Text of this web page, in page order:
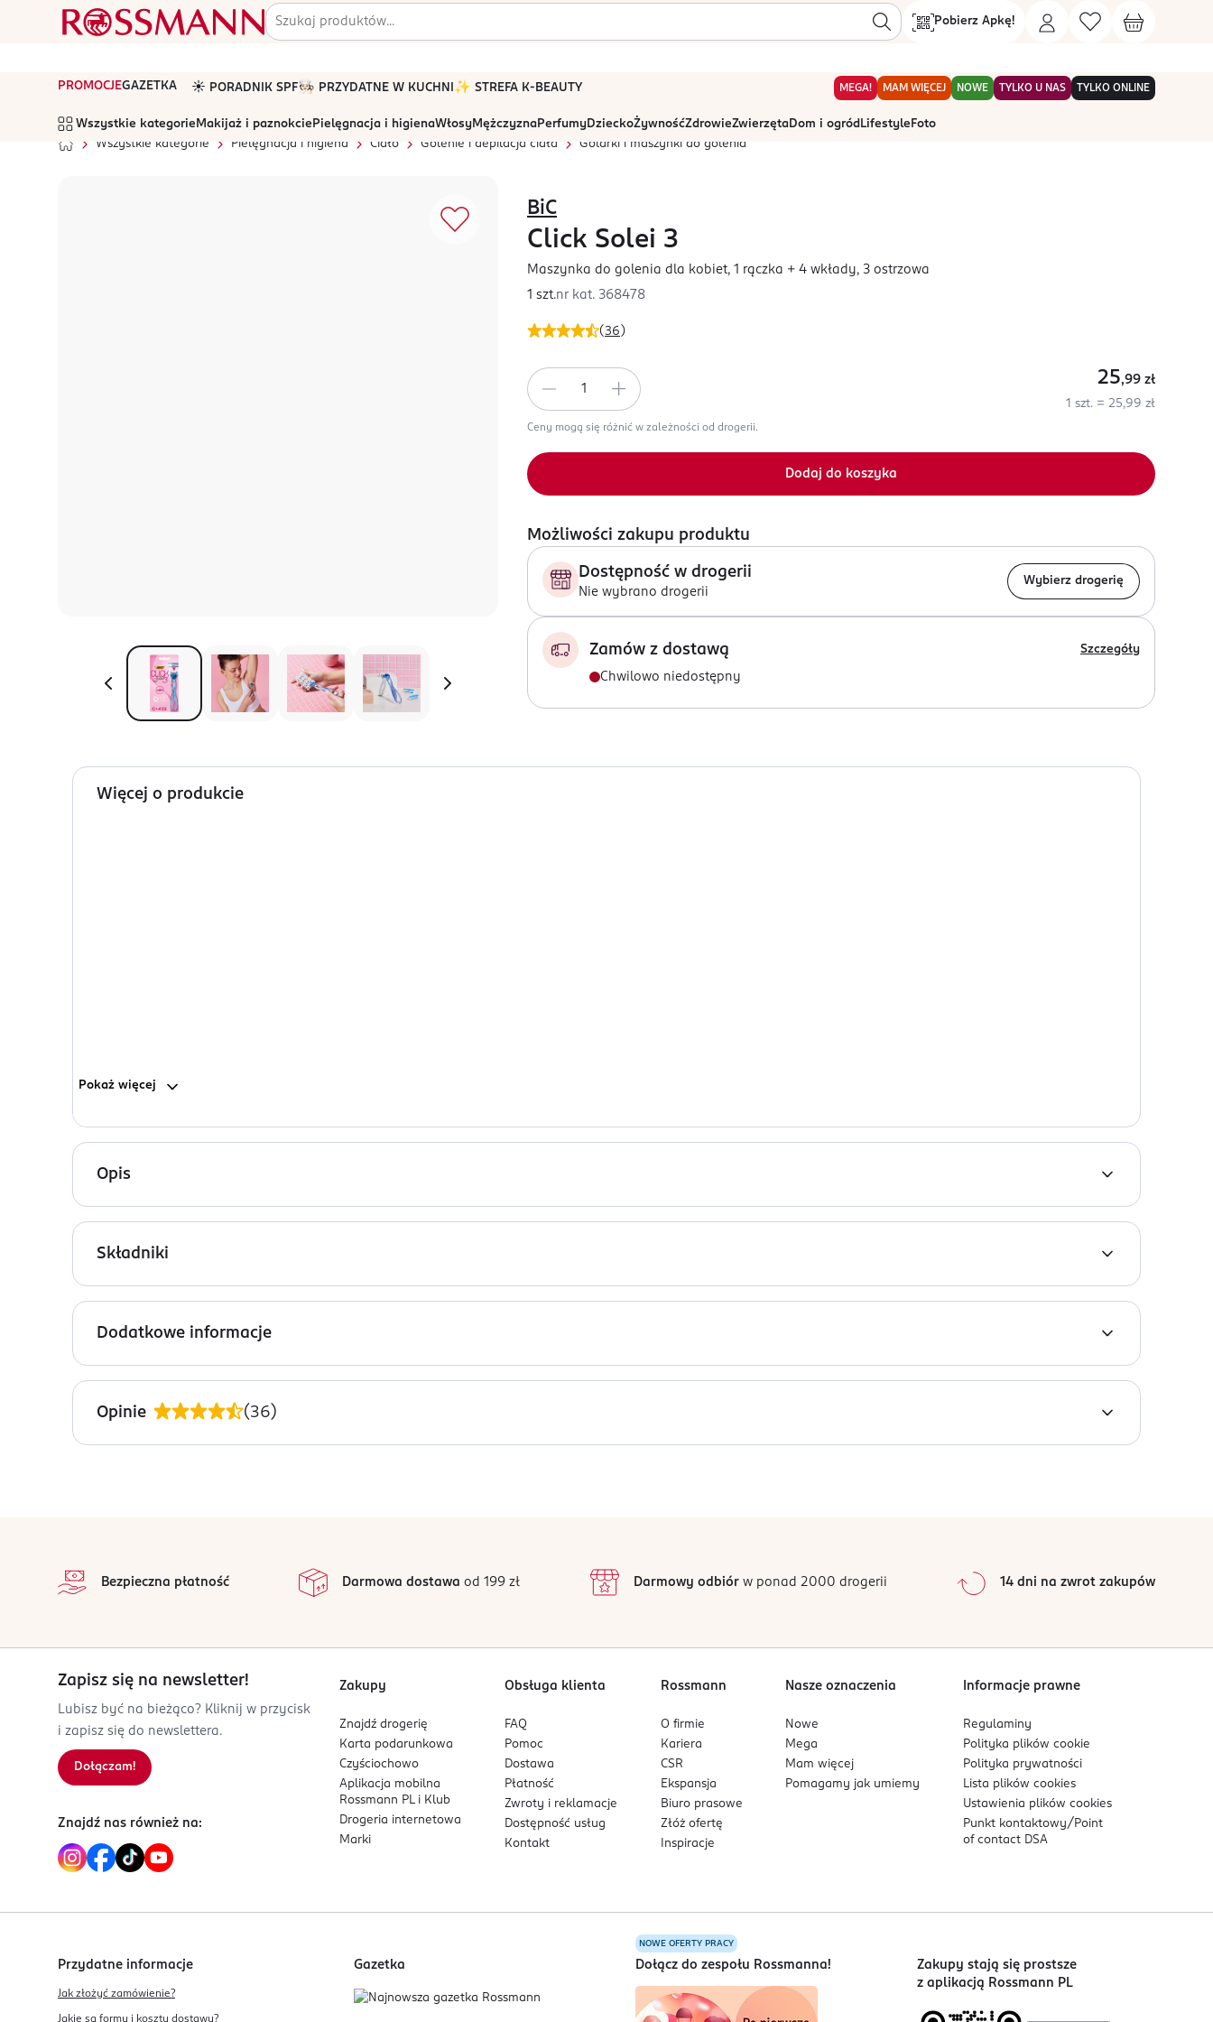
Pobierz Apkę!
PROMOCJEGAZETKA ☀️ PORADNIK SPF🧑🏻‍🍳 PRZYDATNE W KUCHNI ✨ STREFA K-BEAUTY MEGA! MAM WIĘCEJ NOWE TYLKO U NAS TYLKO ONLINE
Wszystkie kategorie Makijaż i paznokcie Pielęgnacja i higienaWłosyMężczyznaPerfumyDzieckoŻywnośćZdrowieZwierzętaDom i ogród Lifestyle Foto
Wszystkie kategorie
Pielęgnacja i higiena Ciało Golenie i depilacja ciała Golarki i maszynki do golenia
(36 )
BiC
Click Solei 3
Maszynka do golenia dla kobiet, 1 rączka + 4 wkłady, 3 ostrzowa
1 szt.nr kat. 368478
25,99 zł
1 szt. = 25,99 zł
Ceny mogą się różnić w zależności od drogerii.
Dodaj do koszyka
Możliwości zakupu produktu
Dostępność w drogerii
Nie wybrano drogerii
Wybierz drogerię
Zamów z dostawą Szczegóły
Chwilowo niedostępny
Więcej o produkcie
Pokaż więcej
Opis
Zestaw do golenia dla kobiet BIC Click Soleil 3 z 1 rączką wykonaną w 30% z plastiku z recyklingu i 4 wkładami w opakowaniu nadającym się do recyklingu. Trzy
ostrza zapewniają nieskazitelnie gładkie golenie, a ruchoma główka zwiększa kontrolę. Łatwe w wymianie wkłady są wyposażone w kojący pasek nawilżający z
Składniki
PEG-160M, BHT, Vegetable Oil, Prunus Amygdalus Dulcus Oil, Theobroma Cacao (Cocoa) Seed Butter, Butyrospermum Parkii (Shea) Butter, Aloe Barbadensis Leaf Juice,
Aqua, Propylene Glycol Dicaprylate/Dicaprate, Cocos Nucifera Oil, Xanthan Gum, Sodium Benzoate, Potassium Sorbate, Sorbic Acid, CI 77891, CI 77007, CI 42090:2
Dodatkowe informacje
PRODUCENT/PODMIOT ODPOWIEDZIALNY
BIC Polska Sp. z o.o.
al. Niepodległości 69
02-626
3 086123 644946
Opinie (36)
2
1
0%
Sortowanie wgdata: od najnowszej
Bezpieczna płatność Darmowa dostawa od 199 zł Darmowy odbiórw ponad 2000 drogerii 14 dni na zwrot zakupów
Zapisz się na newsletter!
Lubisz być na bieżąco? Kliknij w przycisk
i zapisz się do newslettera.
Dołączam!
Znajdź nas również na:
Zakupy
Znajdź drogerię
Karta podarunkowa
Czyściochowo
Aplikacja mobilna
Rossmann PL i Klub
Drogeria internetowa
Marki
Obsługa klienta
FAQ
Pomoc
Dostawa
Płatność
Zwroty i reklamacje
Dostępność usług
Kontakt
Rossmann
O firmie
Kariera
CSR
Ekspansja
Biuro prasowe
Złóż ofertę
Inspiracje
Nasze oznaczenia
Nowe
Mega
Mam więcej
Pomagamy jak umiemy
Informacje prawne
Regulaminy
Polityka plikówcookie
Polityka prywatności
Lista plikówcookies
Ustawienia plikówcookies
Punkt kontaktowy/ Point
of contact DSA
Przydatne informacje
Jak złożyć zamówienie?
Jakie są formy i koszty dostawy?
Gazetka
NOWE OFERTY PRACY
Dołącz do zespołu Rossmanna!
Zakupy stają się prostsze
z aplikacją Rossmann PL